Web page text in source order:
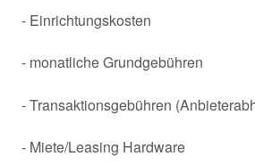
- Einrichtungskosten
- monatliche Grundgebühren
- Transaktionsgebühren
- Miete/Leasing Hardware